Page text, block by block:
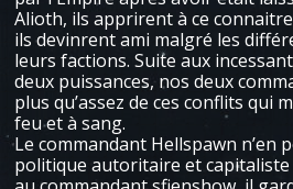
Alioth, ils apprirent à ce
ils devinrent ami malgré les
leurs factions. Suite aux
deux puissances, nos deux
plus qu’assez de ces conflits qui
feu et à sang.
Le commandant Hellspawn n’en
politique autoritaire et